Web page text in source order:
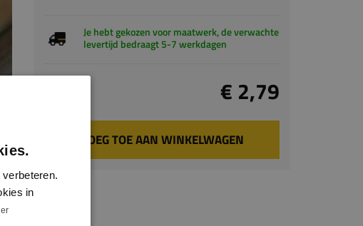
Je hebt gekozen voor maatwerk, de verwachte
levertijd bedraagt 5-7 werkdagen
€ 2,79
VOEG TOE AAN WINKELWAGEN
in